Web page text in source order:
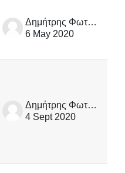
Δημήτρης Φωτάκης
6 May 2020
Δημήτρης Φωτάκης
4 Sept 2020